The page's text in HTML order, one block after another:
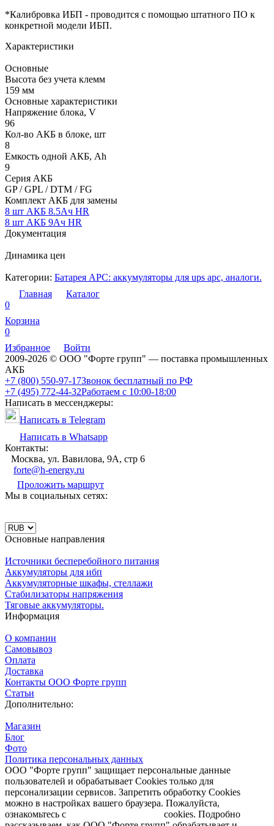
*Калибровка ИБП - проводится с помощью штатного ПО к
конкретной модели ИБП.
Характеристики
Основные
Высота без учета клемм
159 мм
Основные характеристики
Напряжение блока, V
96
Кол-во АКБ в блоке, шт
8
Емкость одной АКБ, Ah
9
Серия АКБ
GP / GPL / DTM / FG
Комплект АКБ для замены
8 шт АКБ 8.5Ач HR
8 шт АКБ 9Ач HR
Документация
Динамика цен
Категории: Батарея APC: аккумуляторы для ups apc, аналоги.
Главная
Каталог
0
Корзина
0
Избранное
Войти
2009-2026 © ООО "Форте групп" — поставка промышленных
АКБ
+7 (800) 550-97-17Звонок бесплатный по РФ
+7 (495) 772-44-32Работаем с 10:00-18:00
Написать в мессенджеры:
Написать в Telegram
Написать в Whatsapp
Контакты:
Москва, ул. Вавилова, 9А, стр 6
forte@h-energy.ru
Проложить маршрут
Мы в социальных сетях:
Основные направления
Источники бесперебойного питания
Аккумуляторы для ибп
Аккумуляторные шкафы, стеллажи
Стабилизаторы напряжения
Тяговые аккумуляторы.
Информация
О компании
Самовывоз
Оплата
Доставка
Контакты ООО Форте групп
Статьи
Дополнительно:
Магазин
Блог
Фото
Политика персональных данных
ООО "Форте групп" защищает персональные данные
пользователей и обрабатывает Cookies только для
персонализации сервисов. Запретить обработку Cookies
можно в настройках вашего браузера. Пожалуйста,
ознакомьтесь с
cookies. Подробно